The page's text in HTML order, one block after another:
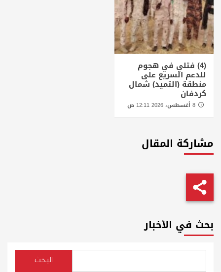
(4) فتلي في هجوم
للدعم السريع على
منطقة (التميد) شمال
كردفان
مشاركة المقال
بحث في الأخبار
البحث